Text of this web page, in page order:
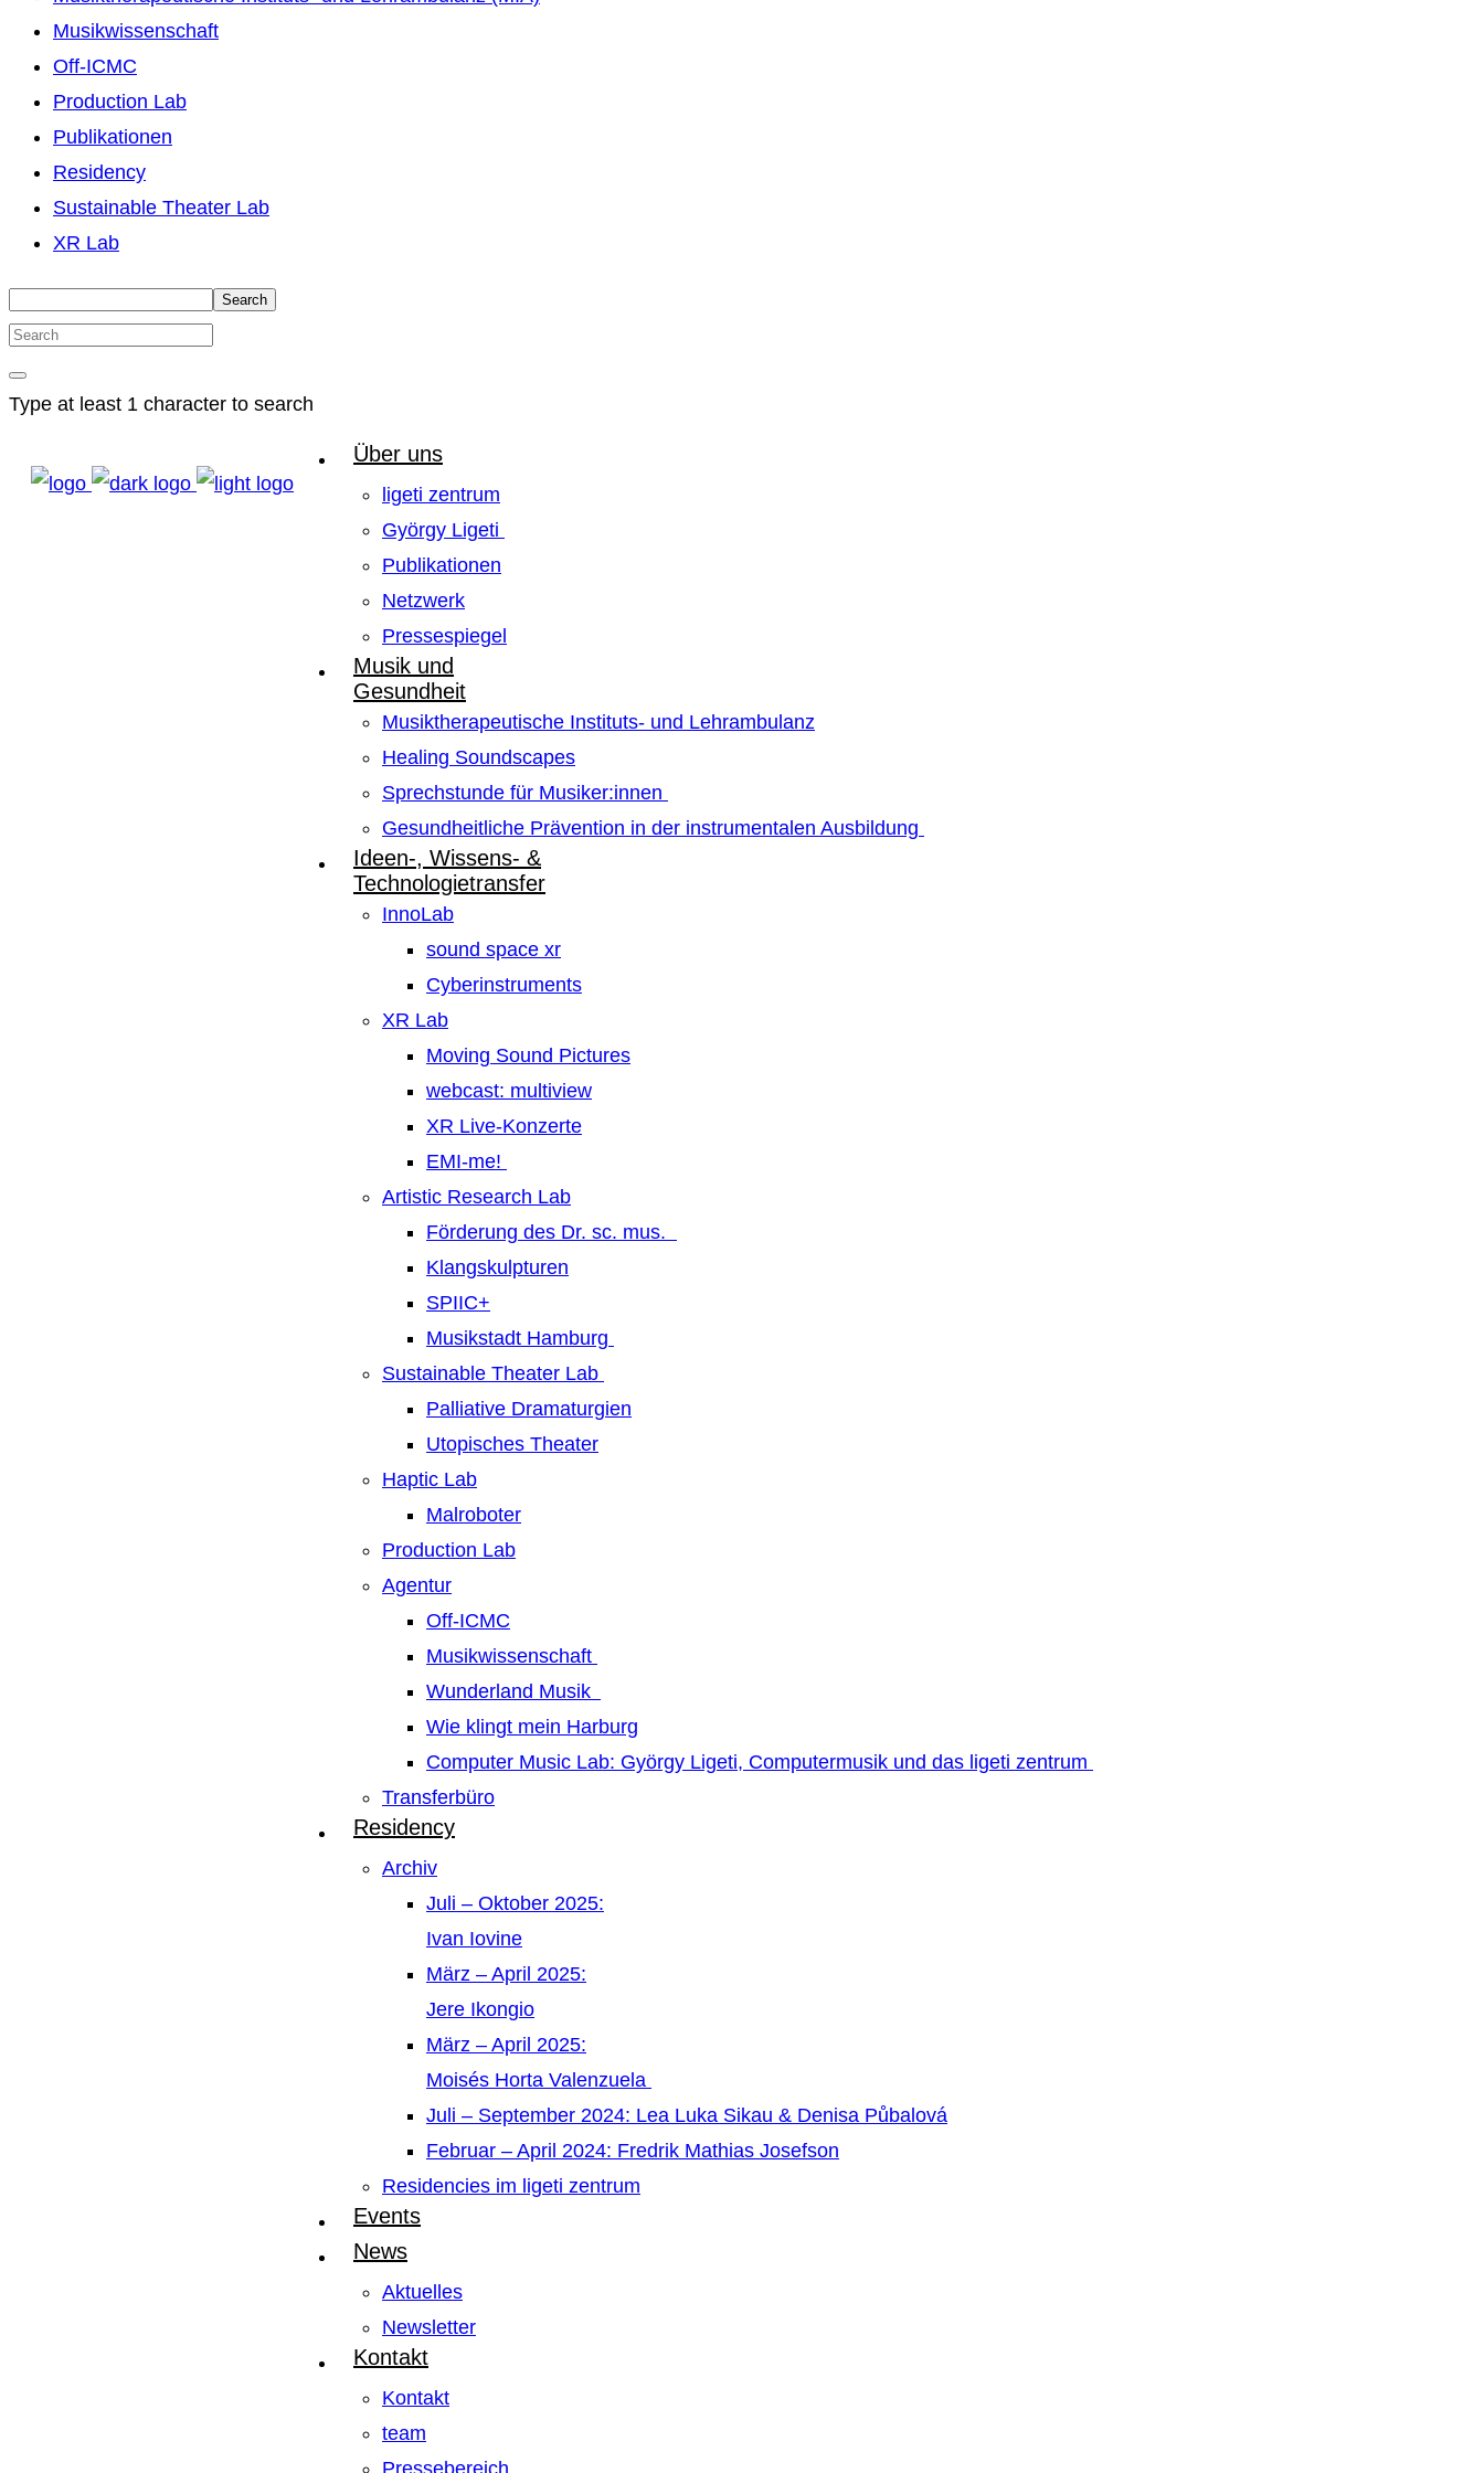
Musikwissenschaft
Off-ICMC
Production Lab
Publikationen
Residency
Sustainable Theater Lab
XR Lab
Search
Type at least 1 character to search
Über uns
ligeti zentrum
György Ligeti
Publikationen
Netzwerk
Pressespiegel
Musik und
Gesundheit
Musiktherapeutische Instituts- und Lehrambulanz
Healing Soundscapes
Sprechstunde für Musiker:innen
Gesundheitliche Prävention in der instrumentalen Ausbildung
Ideen-, Wissens- &
Technologietransfer
InnoLab
sound space xr
Cyberinstruments
XR Lab
Moving Sound Pictures
webcast: multiview
XR Live-Konzerte
EMI-me!
Artistic Research Lab
Förderung des Dr. sc. mus.
Klangskulpturen
SPIIC+
Musikstadt Hamburg
Sustainable Theater Lab
Palliative Dramaturgien
Utopisches Theater
Haptic Lab
Malroboter
Production Lab
Agentur
Off-ICMC
Musikwissenschaft
Wunderland Musik
Wie klingt mein Harburg
Computer Music Lab: György Ligeti, Computermusik und das ligeti zentrum
Transferbüro
Residency
Archiv
Juli – Oktober 2025:
Ivan Iovine
März – April 2025:
Jere Ikongio
März – April 2025:
Moisés Horta Valenzuela
Juli – September 2024: Lea Luka Sikau & Denisa Půbalová
Februar – April 2024: Fredrik Mathias Josefson
Residencies im ligeti zentrum
Events
News
Aktuelles
Newsletter
Kontakt
Kontakt
team
Pressebereich